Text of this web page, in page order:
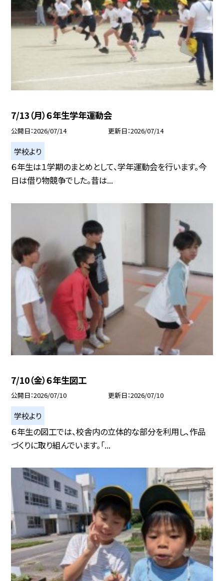
7/13（月）６年生学年運動会
公開日 2026/07/14 更新日 2026/07/14
学校より
６年生は１学期のまとめとして、学年運動会を行います。今
日は借り物競争でした。昔は...
7/10（金）６年生図工
公開日 2026/07/10 更新日 2026/07/10
学校より
６年生の図工では、校舎内の立体的な部分を利用し、作品
づくりに取り組んでいます。「...